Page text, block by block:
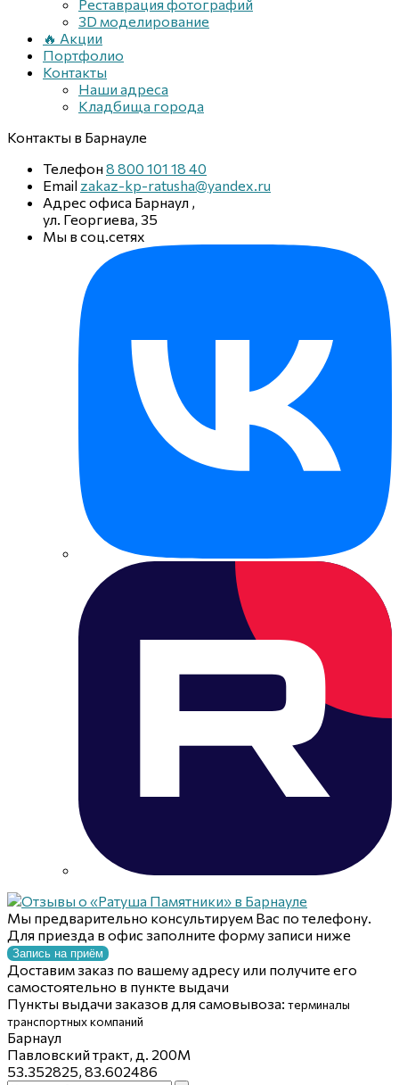
Реставрация фотографий
3D моделирование
🔥 Акции
Портфолио
Контакты
Наши адреса
Кладбища города
Контакты в Барнауле
Телефон 8 800 101 18 40
Email zakaz-kp-ratusha@yandex.ru
Адрес офиса Барнаул ,
ул. Георгиева, 35
Мы в соц.сетях
Мы предварительно консультируем Вас по телефону.
Для приезда в офис заполните форму записи ниже
Запись на приём
Доставим заказ по вашему адресу или получите его
самостоятельно в пункте выдачи
Пункты выдачи заказов для самовывоза: терминалы
транспортных компаний
Барнаул
Павловский тракт, д. 200М
53.352825, 83.602486